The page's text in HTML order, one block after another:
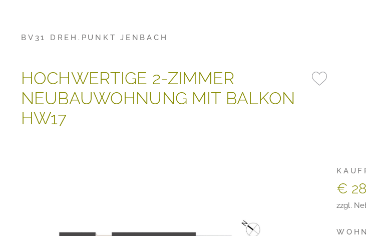
BV31 DREH.PUNKT JENBACH
HOCHWERTIGE 2-ZIMMER
NEUBAUWOHNUNG MIT BALKON
HW17
€
zzgl.